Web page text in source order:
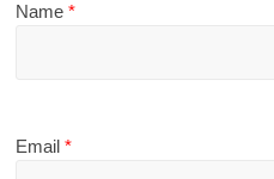
Name*
Email*